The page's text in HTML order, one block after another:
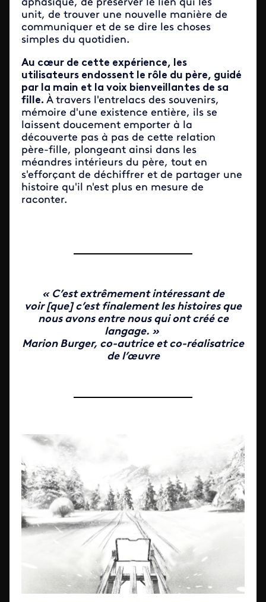
aphasique, de préserver le lien qui les
unit, de trouver une nouvelle manière de
communiquer et de se dire les choses
simples du quotidien.
Au cœur de cette expérience, les
utilisateurs endossent le rôle du père, guidé
par la main et la voix bienveillantes de sa
fille. À travers l'entrelacs des souvenirs,
mémoire d'une existence entière, ils se
laissent doucement emporter à la
découverte pas à pas de cette relation
père-fille, plongeant ainsi dans les
méandres intérieurs du père, tout en
s'efforçant de déchiffrer et de partager une
histoire qu'il n'est plus en mesure de
raconter.
« C’est extrêmement intéressant de
voir [que] c’est finalement les histoires que
nous avons entre nous qui ont créé ce
langage. »
Marion Burger, co-autrice et co-réalisatrice
de l’œuvre